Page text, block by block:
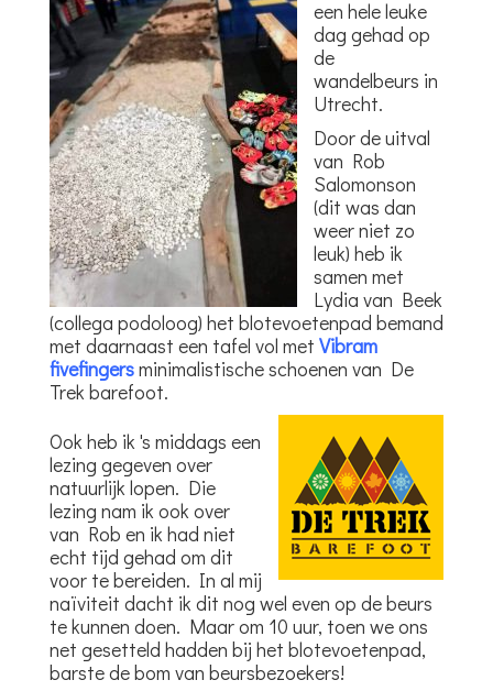
een hele leuke
dag gehad op
de
wandelbeurs in
Utrecht.
Door de uitval
van Rob
Salomonson
(dit was dan
weer niet zo
leuk) heb ik
samen met
Lydia van Beek
(collega podoloog) het blotevoetenpad bemand
met daarnaast een tafel vol met Vibram
fivefingersminimalistische schoenen van De
Trek barefoot.
Ook heb ik 's middags een
lezing gegeven over
natuurlijk lopen. Die
lezing nam ik ook over
van Rob en ik had niet
echt tijd gehad om dit
voor te bereiden. In al mij
naïviteit dacht ik dit nog wel even op de beurs
te kunnen doen. Maar om 10 uur, toen we ons
net gesetteld hadden bij het blotevoetenpad,
barste de bom van beursbezoekers!